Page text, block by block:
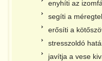
enyhíti az
segíti a
erősíti a
stresszoldó
javítja a vese